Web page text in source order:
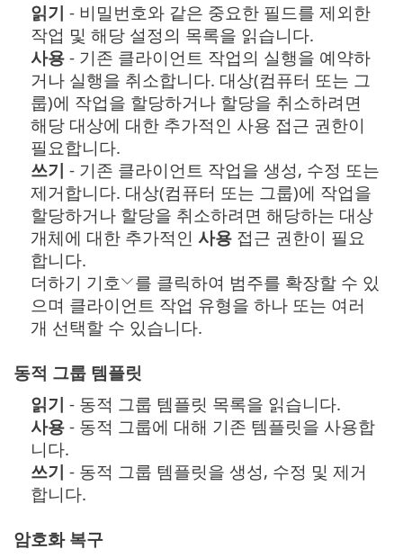
읽기 - 비밀번호와 같은 중요한 필드를 제외한
작업 및 해당 설정의 목록을 읽습니다.
사용 - 기존 클라이언트 작업의 실행을 예약하
거나 실행을 취소합니다. 대상(컴퓨터 또는 그
룹)에 작업을 할당하거나 할당을 취소하려면
해당 대상에 대한 추가적인 사용 접근 권한이
필요합니다.
쓰기 - 기존 클라이언트 작업을 생성, 수정 또는
제거합니다. 대상(컴퓨터 또는 그룹)에 작업을
할당하거나 할당을 취소하려면 해당하는 대상
개체에 대한 추가적인 사용 접근 권한이 필요
합니다.
더하기 기호
를 클릭하여 범주를 확장할 수 있
으며 클라이언트 작업 유형을 하나 또는 여러
개 선택할 수 있습니다.
동적 그룹 템플릿
읽기 - 동적 그룹 템플릿 목록을 읽습니다.
사용 - 동적 그룹에 대해 기존 템플릿을 사용합
니다.
쓰기 - 동적 그룹 템플릿을 생성, 수정 및 제거
합니다.
암호화 복구